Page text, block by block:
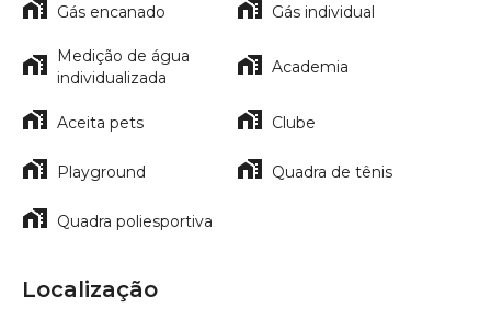
Gás encanado Gás individual
Medição de água
individualizada
Academia
Aceita pets Clube
Playground Quadra de tênis
Quadra poliesportiva
Localização